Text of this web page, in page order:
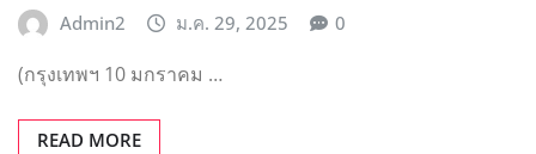
Admin2 ม.ค. 29, 2025 0
(กรุงเทพฯ 10 มกราคม …
READ MORE